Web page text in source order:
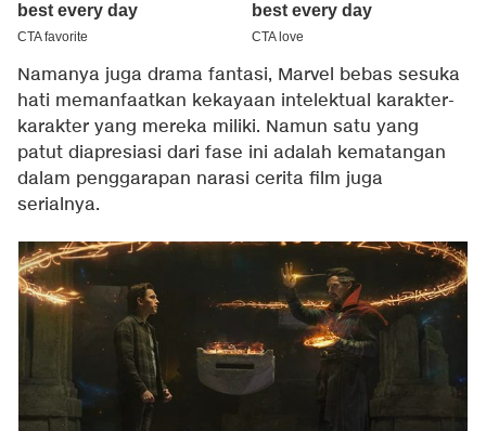
Namanya juga drama fantasi, Marvel bebas sesuka
hati memanfaatkan kekayaan intelektual karakter-
karakter yang mereka miliki. Namun satu yang
patut diapresiasi dari fase ini adalah kematangan
dalam penggarapan narasi cerita film juga
serialnya.